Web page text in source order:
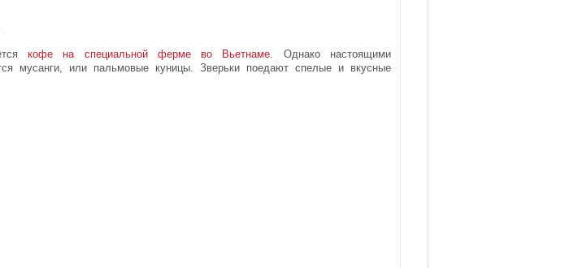
кофе на специальной ферме во Вьетнаме. Однако настоящими
мусанги, или пальмовые куницы. Зверьки поедают спелые и вкусные